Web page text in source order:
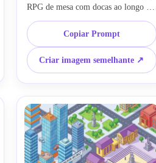
RPG de mesa com docas ao longo de
um rio, tabernas, templos, oficinas,
casas agrupadas, muros defensivos,
uma praça da cidade, padrões de rua
orgânicos, ícones desenhados à mão,
fundo de pergaminho, separação
clara de distritos, tons terrosos, clima
aventureiro e ricos detalhes visuais
para a construção do mundo legível.
Copiar Prompt
Criar imagem semelhante ↗